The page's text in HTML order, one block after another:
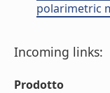
polarimetric
Incoming links:
Prodotto